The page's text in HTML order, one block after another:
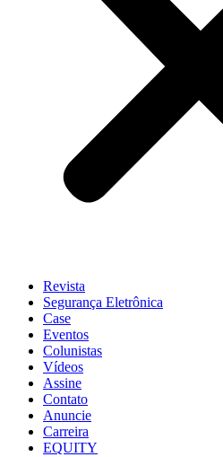
Revista
Segurança Eletrônica
Case
Eventos
Colunistas
Vídeos
Assine
Contato
Anuncie
Carreira
EQUITY